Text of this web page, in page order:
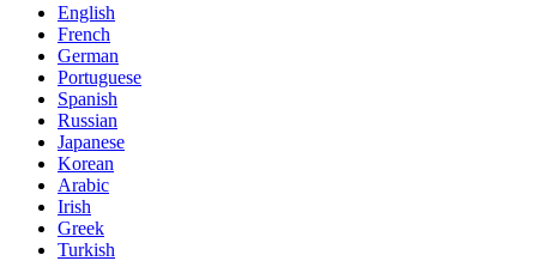
English
French
German
Portuguese
Spanish
Russian
Japanese
Korean
Arabic
Irish
Greek
Turkish